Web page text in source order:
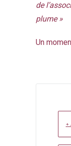
de
plume »
Un
+